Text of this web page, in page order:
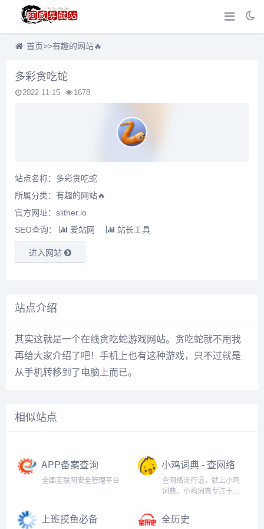
首页>>有趣的网站🔥
多彩贪吃蛇
2022-11-15 1678
站点名称：多彩贪吃蛇
所属分类： 有趣的网站🔥
官方网址：slither.io
SEO查询：
爱站网 站长工具
进入网站
站点介绍
其实这就是一个在线贪吃蛇游戏网站。贪吃蛇就不用我
再给大家介绍了吧！手机上也有这种游戏，只不过就是
从手机转移到了电脑上而已。
相似站点
APP备案查询
全国互联网安全管理平台
小鸡词典 - 查网络
流行语，就上小
鸡词典
查网络流行语，就上小鸡
词典。小鸡词典专注于网
以最快的速度在全网捕捉
当下的网络热词。以简单
上班摸鱼必备
全历史